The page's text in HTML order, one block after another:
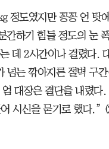
정도였지만 꽁꽁 언 탓
간하기 힘들 정도의 눈
데 2시간이나 걸렸다.
넘는 깎아지른 절벽 구
대장은 결단을 내렸다.
시신을 묻기로 했다.”